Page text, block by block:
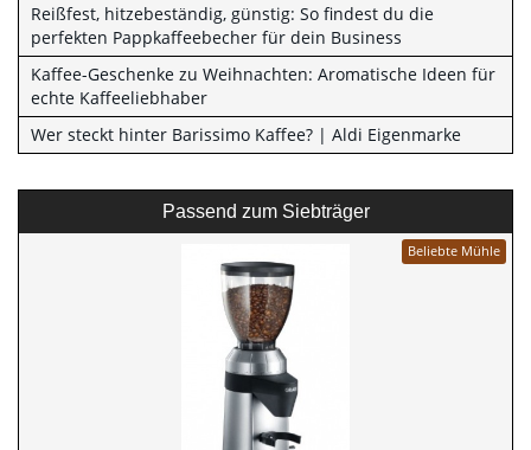
Reißfest, hitzebeständig, günstig: So findest du die
perfekten Pappkaffeebecher für dein Business
Kaffee-Geschenke zu Weihnachten: Aromatische Ideen für
echte Kaffeeliebhaber
Wer steckt hinter Barissimo Kaffee? | Aldi Eigenmarke
Passend zum Siebträger
Beliebte Mühle